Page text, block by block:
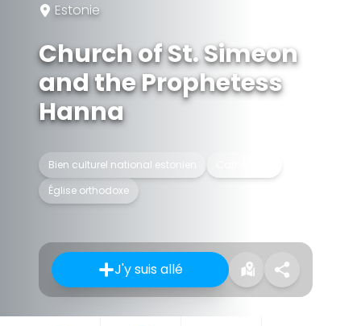
Estonie
Church of St. Simeon
and the Prophetess
Hanna
Bien culturel national estonien
Église orthodoxe
J'y suis allé